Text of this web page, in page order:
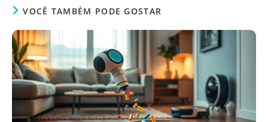
VOCÊ TAMBÉM PODE GOSTAR